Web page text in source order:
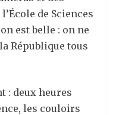
de Sciences
est belle : on ne
République tous
: deux heures
les couloirs